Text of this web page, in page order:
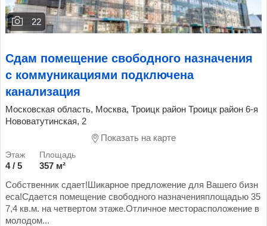
22
Сдам помещение свободного назначения
с коммуникациями подключена
канализация
Московская область, Москва, Троицк район Троицк район 6-я
Нововатутинская, 2
Показать на карте
4 / 5
357 м²
Собственник сдает!Шикарное предложение для Вашего бизн
еса!Сдается помещение свободного назначенияплощадью 35
7,4 кв.м. на четвертом этаже.Отличное месторасположение в
молодом...